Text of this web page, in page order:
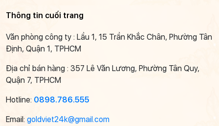
Thông tin cuối trang
Văn phòng công ty : Lầu 1, 15 Trần Khắc Chân, Phường Tân
Định, Quận 1, TPHCM
Địa chỉ bán hàng : 357 Lê Văn Lương, Phường Tân Quy,
Quận 7, TPHCM
Hotline: 0898.786.555
Email: goldviet24k@gmail.com